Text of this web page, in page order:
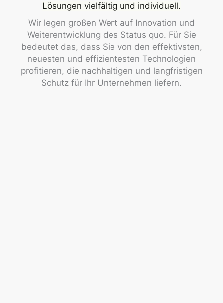
Lösungen vielfältig und individuell.
Wir legen großen Wert auf Innovation und
Weiterentwicklung des Status quo. Für Sie
bedeutet das, dass Sie von den effektivsten,
neuesten und effizientesten Technologien
profitieren, die nachhaltigen und langfristigen
Schutz für Ihr Unternehmen liefern.